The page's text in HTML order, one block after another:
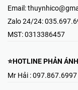
Email:
Zalo 24/24:
MST:0313386457
⭐HOTLINE PHẢN
Mr Hải : 097.867.6997